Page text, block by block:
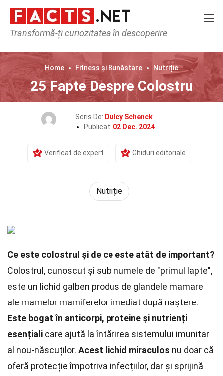
Transformă-ți curiozitatea în descoperire
Home Fitness și Bunăstare Nutriție
25 Fapte Despre Colostru
Scris De: Dulcy Schenck
Publicat: 02 Dec. 2024
Verificat de expert Ghiduri editoriale
Nutriție
Ce este colostrul și de ce este atât de important?
Colostrul, cunoscut și sub numele de "primul lapte",
este un lichid galben produs de glandele mamare
ale mamelor mamiferelor imediat după naștere.
Este bogat în anticorpi, proteine și nutrienți
esențiali care ajută la întărirea sistemului imunitar
al nou-născuților. Acest lichid miraculos nu doar că
oferă protecție împotriva infecțiilor, dar și sprijină